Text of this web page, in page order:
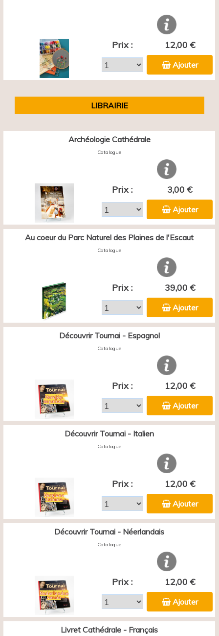
Prix : 12,00 €
Ajouter
LIBRAIRIE
Archéologie Cathédrale
Catalogue
Prix : 3,00 €
Ajouter
Au coeur du Parc Naturel des Plaines de l'Escaut
Catalogue
Prix : 39,00 €
Ajouter
Découvrir Tournai - Espagnol
Catalogue
Prix : 12,00 €
Ajouter
Découvrir Tournai - Italien
Catalogue
Prix : 12,00 €
Ajouter
Découvrir Tournai - Néerlandais
Catalogue
Prix : 12,00 €
Ajouter
Livret Cathédrale - Français